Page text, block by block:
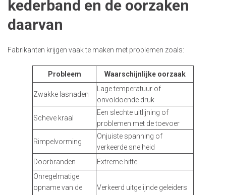
kederband en de oorzaken
daarvan
Fabrikanten krijgen vaak te maken met problemen zoals:
Probleem Waarschijnlijke oorzaak
Zwakke lasnaden
Lage temperatuur of
onvoldoende druk
Scheve kraal
Een slechte uitlijning of
problemen met de toevoer
Rimpelvorming
Onjuiste spanning of
verkeerde snelheid
Doorbranden
Extreme hitte
Onregelmatige
opname van de
Verkeerd uitgelijnde geleiders